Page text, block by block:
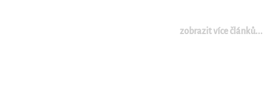
zobrazit více článků...